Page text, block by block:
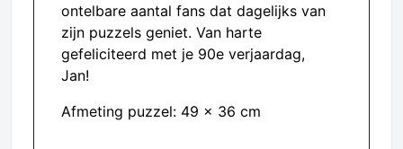
ontelbare aantal fans dat dagelijks van
zijn puzzels geniet. Van harte
gefeliciteerd met je 90e verjaardag,
Jan!
Afmeting puzzel: 49 x 36 cm